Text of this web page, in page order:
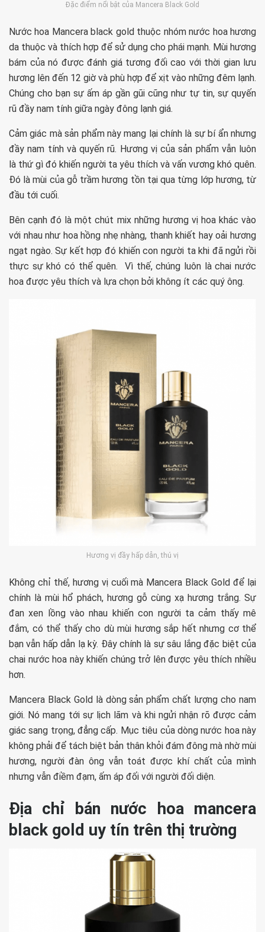
Đặc điểm nổi bật của Mancera Black Gold
Nước hoa Mancera black gold thuộc nhóm nước hoa hương
da thuộc và thích hợp để sử dụng cho phái mạnh. Mùi hương
bám của nó được đánh giá tương đối cao với thời gian lưu
hương lên đến 12 giờ và phù hợp để xịt vào những đêm lạnh.
Chúng cho bạn sự ấm áp gần gũi cũng như tự tin, sự quyến
rũ đầy nam tính giữa ngày đông lạnh giá.
Cảm giác mà sản phẩm này mang lại chính là sự bí ẩn nhưng
đầy nam tính và quyến rũ. Hương vị của sản phẩm vẫn luôn
là thứ gì đó khiến người ta yêu thích và vấn vương khó quên.
Đó là mùi của gỗ trầm hương tồn tại qua từng lớp hương, từ
đầu tới cuối.
Bên cạnh đó là một chút mix những hương vị hoa khác vào
với nhau như hoa hồng nhẹ nhàng, thanh khiết hay oải hương
ngạt ngào. Sự kết hợp đó khiến con người ta khi đã ngửi rồi
thực sự khó có thể quên. Vì thế, chúng luôn là chai nước
hoa được yêu thích và lựa chọn bởi không ít các quý ông.
Hương vị đầy hấp dẫn, thú vị
Không chỉ thế, hương vị cuối mà Mancera Black Gold để lại
chính là mùi hổ phách, hương gỗ cùng xạ hương trắng. Sự
đan xen lồng vào nhau khiến con người ta cảm thấy mê
đắm, có thể thấy cho dù mùi hương sắp hết nhưng cơ thể
bạn vẫn hấp dẫn lạ kỳ. Đây chính là sự sâu lắng đặc biệt của
chai nước hoa này khiến chúng trở lên được yêu thích nhiều
hơn.
Mancera Black Gold là dòng sản phẩm chất lượng cho nam
giới. Nó mang tới sự lịch lãm và khi ngửi nhận rõ được cảm
giác sang trọng, đẳng cấp. Mục tiêu của dòng nước hoa này
không phải để tách biệt bản thân khỏi đám đông mà nhờ mùi
hương, người đàn ông vẫn toát được khí chất của mình
nhưng vẫn điềm đạm, ấm áp đối với người đối diện.
Địa chỉ bán nước hoa mancera
black gold uy tín trên thị trường